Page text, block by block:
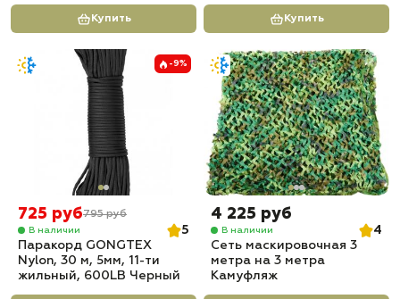
Купить Купить
-9%
725 руб795 руб
В наличии
5
Паракорд GONGTEX
Nylon, 30 м, 5мм, 11-ти
жильный, 600LB Черный
4 225 руб
В наличии
4
Сеть маскировочная 3
метра на 3 метра
Камуфляж